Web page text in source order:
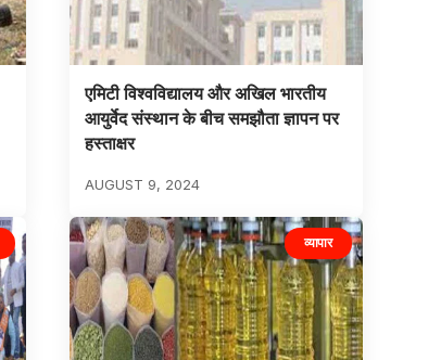
एमिटी विश्वविद्यालय और अखिल भारतीय
आयुर्वेद संस्थान के बीच समझौता ज्ञापन पर
हस्ताक्षर
AUGUST 9, 2024
व्यापार